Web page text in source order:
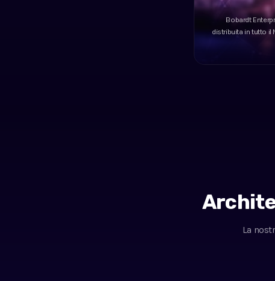
Bobardt
distribuita in tutto il
La